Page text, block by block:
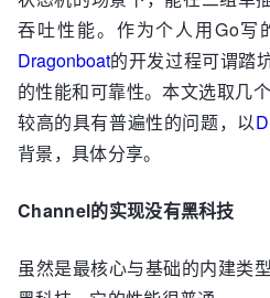
吞吐性能。作为个人用Go写
Dragonboat的开发过程可谓踏
的性能和可靠性。本文选取几
较高的具有普遍性的问题，以
背景，具体分享。
Channel的实现没有黑科技
虽然是最核心与基础的内建类